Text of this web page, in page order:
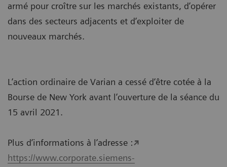
armé pour croître sur les marchés existants, d’opérer
dans des secteurs adjacents et d’exploiter de
nouveaux marchés.
L’action ordinaire de Varian a cessé d’être cotée à la
Bourse de New York avant l’ouverture de la séance du
15 avril 2021.
Plus d’informations à l’adresse :
https://www.corporate.siemens-